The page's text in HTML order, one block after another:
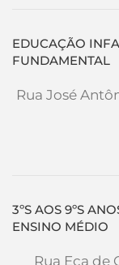
EDUCAÇÃO
FUNDAMENTAL
Rua José
3ºS AOS 9ºS
ENSINO MÉDIO
Rua Eça de